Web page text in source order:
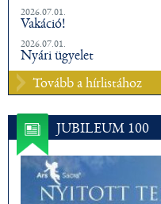
2026.07.01.
Vakáció!
2026.07.01.
Nyári ügyelet
Tovább a hírlistához
JUBILEUM 100